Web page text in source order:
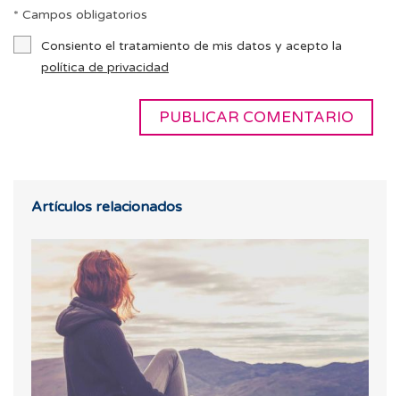
* Campos obligatorios
Consiento el tratamiento de mis datos y acepto la
política de privacidad
Artículos relacionados